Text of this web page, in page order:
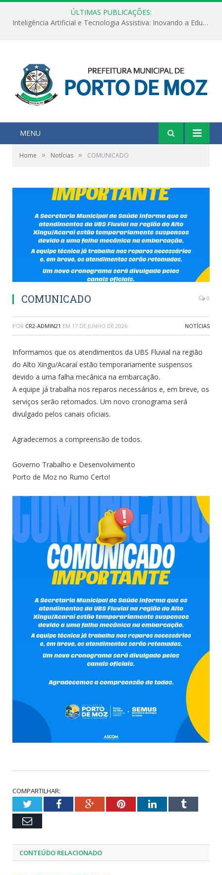
ÚLTIMAS PUBLICAÇÕES:
Inteligência Artificial e Tecnologia Assistiva: Inovando a Educação Especial e Inclusiva
MENU
Home » Notícias » COMUNICADO
COMUNICADO 0
POR CR2-ADMIN21 EM 17 DE JUNHO DE 2026 NOTÍCIAS
Informamos que os atendimentos da UBS Fluvial na região
do Alto Xingu/Acaraí estão temporariamente suspensos
devido a uma falha mecânica na embarcação.
A equipe já trabalha nos reparos necessários e, em breve, os
serviços serão retomados. Um novo cronograma será
divulgado pelos canais oficiais.
Agradecemos a compreensão de todos.
Governo Trabalho e Desenvolvimento
Porto de Moz no Rumo Certo!
COMPARTILHAR:
TwitterFacebookGoogle+PinterestLinkedInTumblr
Email
CONTEÚDO RELACIONADO